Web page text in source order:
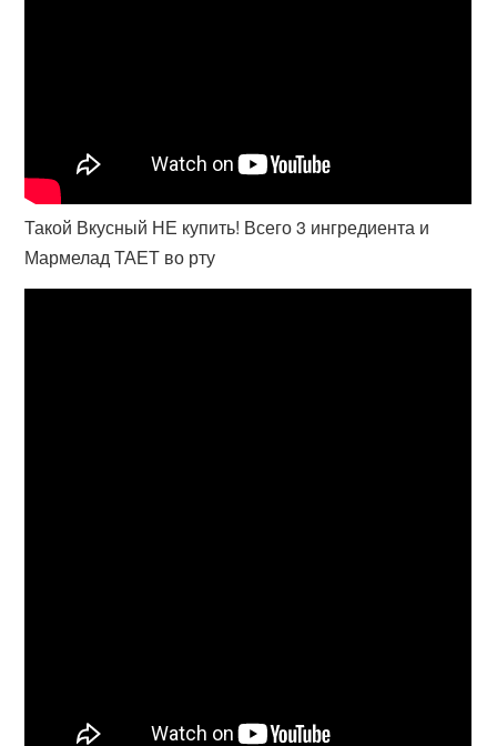
Такой Вкусный НЕ купить! Всего 3 ингредиента и
Мармелад ТАЕТ во рту